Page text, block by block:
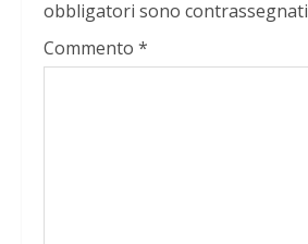
obbligatori sono contrassegnati
Commento *